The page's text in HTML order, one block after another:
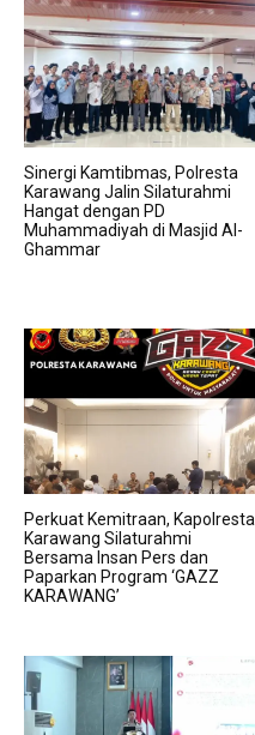
Sinergi Kamtibmas, Polresta
Karawang Jalin Silaturahmi
Hangat dengan PD
Muhammadiyah di Masjid Al-
Ghammar
Perkuat Kemitraan, Kapolresta
Karawang Silaturahmi
Bersama Insan Pers dan
Paparkan Program ‘GAZZ
KARAWANG’